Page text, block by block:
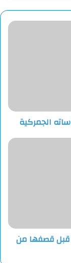
هدافي المسابقة.
الجمركية
قبل قصفها من